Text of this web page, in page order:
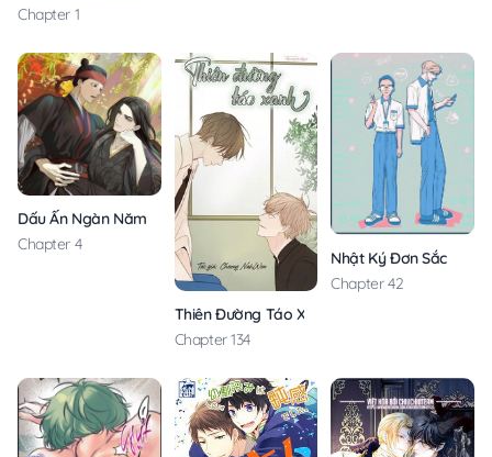
Chapter 1
Dấu Ấn Ngàn Năm
Chapter 4
Thiên Đường Táo Xanh
Chapter 134
Nhật Ký Đơn Sắc
Chapter 42